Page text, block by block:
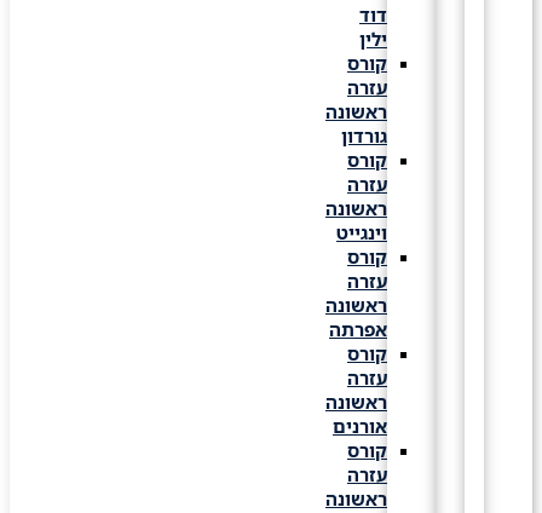
קורס
עזרה
ראשונה
גורדון
קורס
עזרה
ראשונה
וינגייט
קורס
עזרה
ראשונה
אפרתה
קורס
עזרה
ראשונה
אורנים
קורס
עזרה
ראשונה